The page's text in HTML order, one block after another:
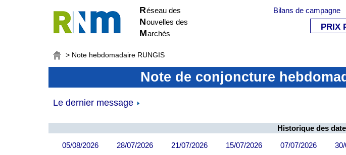
Réseau des
Nouvelles des
Marchés
Bilans de campagne
PRIX
> Note hebdomadaire RUNGIS
Note de conjoncture
Le dernier message
Historique des